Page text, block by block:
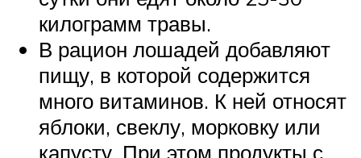
килограмм травы.
В рацион лошадей добавляют
пищу, в которой содержится
много витаминов. К ней относят
яблоки, свеклу, морковку или
капусту. При этом продукты с